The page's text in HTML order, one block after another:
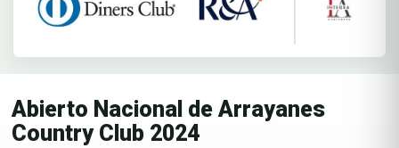
Abierto Nacional de Arrayanes
Country Club 2024